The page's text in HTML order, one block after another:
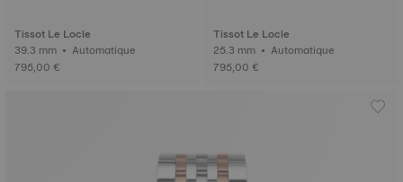
Tissot Le Locle
39.3 mm • Automatique
795,00 €
Tissot Le Locle
25.3 mm • Automatique
795,00 €